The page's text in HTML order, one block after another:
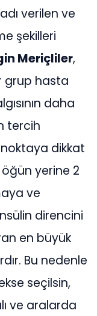
adı verilen ve
şekilleri
Meriçliler,
grup hasta
daha
tercih
dikkat
yerine 2
ve
direncini
en büyük
Bu nedenle
seçilsin,
ve aralarda